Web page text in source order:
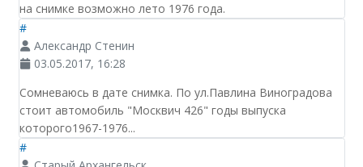
на снимке возможно лето 1976 года.
#
Александр Стенин
03.05.2017, 16:28
Сомневаюсь в дате снимка. По ул.Павлина Виноградова
стоит автомобиль "Москвич 426" годы выпуска
которого1967-1976...
#